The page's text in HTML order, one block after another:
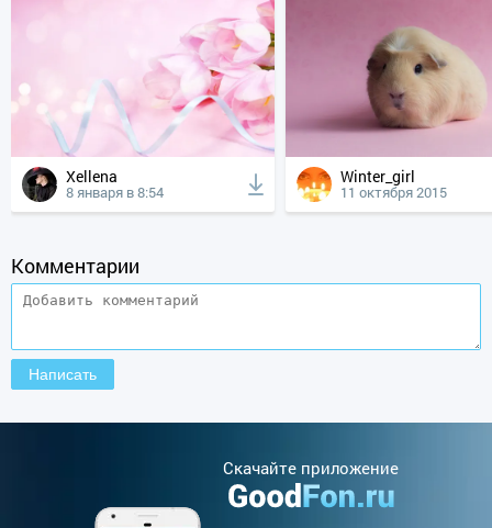
Xellena
8 января в 8:54
Winter_girl
11 октября 2015
Комментарии
Cкачайте приложение